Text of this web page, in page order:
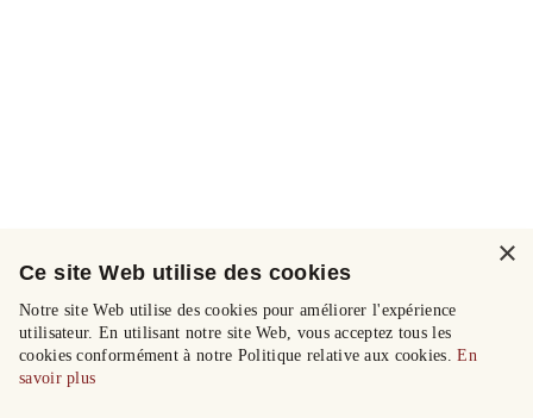
×
Ce site Web utilise des cookies
Notre site Web utilise des cookies pour améliorer l'expérience
utilisateur. En utilisant notre site Web, vous acceptez tous les
cookies conformément à notre Politique relative aux cookies.En
savoir plus